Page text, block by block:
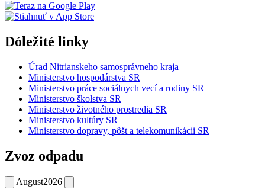
Dóležité linky
Úrad Nitrianskeho samosprávneho kraja
Ministerstvo hospodárstva SR
Ministerstvo práce sociálnych vecí a rodiny SR
Ministerstvo školstva SR
Ministerstvo životného prostredia SR
Ministerstvo kultúry SR
Ministerstvo dopravy, pôšt a telekomunikácii SR
Zvoz odpadu
August2026